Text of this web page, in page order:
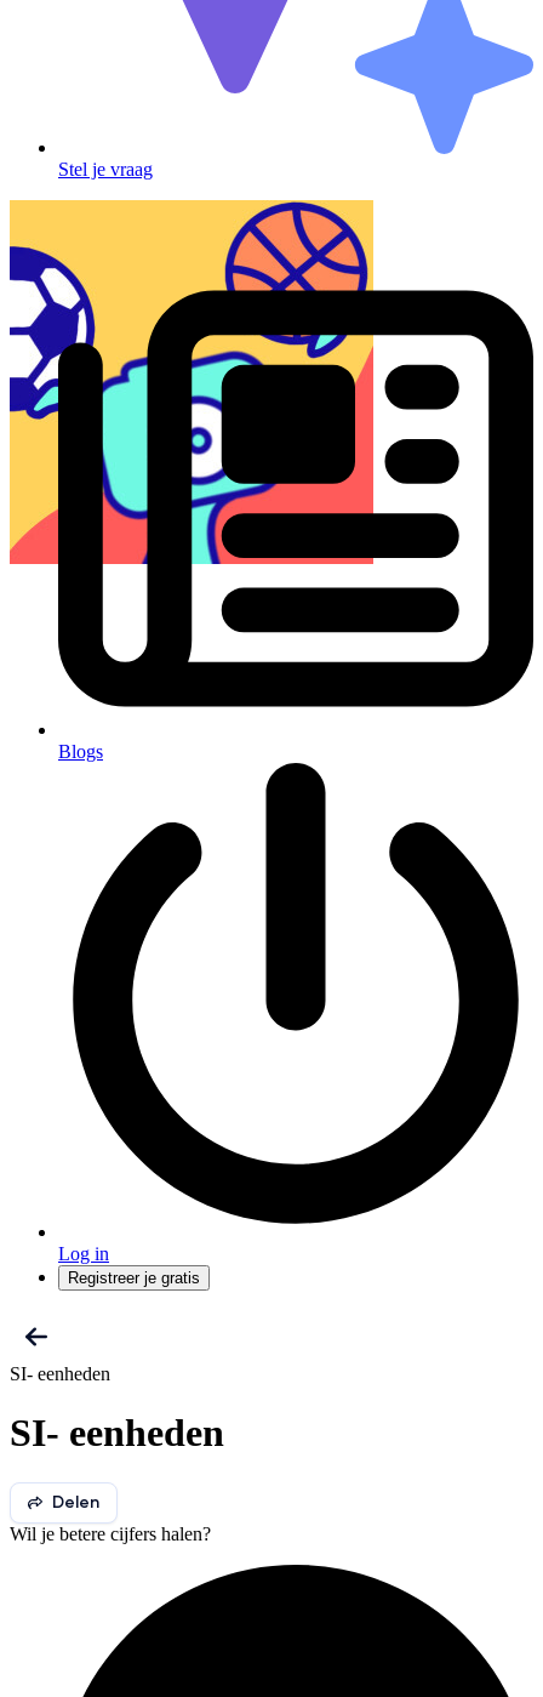
Stel je vraag
Blogs
Log in
Registreer je gratis
SI- eenheden
SI- eenheden
Delen
Wil je betere cijfers halen?